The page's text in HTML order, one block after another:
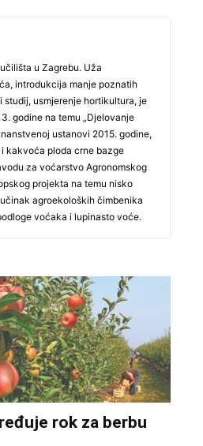
u Zagrebu. Uža
introdukcija manje poznatih
usmjerenje hortikultura, je
godine na temu „Djelovanje
ustanovi 2015. godine,
kakvoća ploda crne bazge
za voćarstvo Agronomskog
projekta na temu nisko
agroekoloških čimbenika
voćaka i lupinasto voće.
rok za berbu